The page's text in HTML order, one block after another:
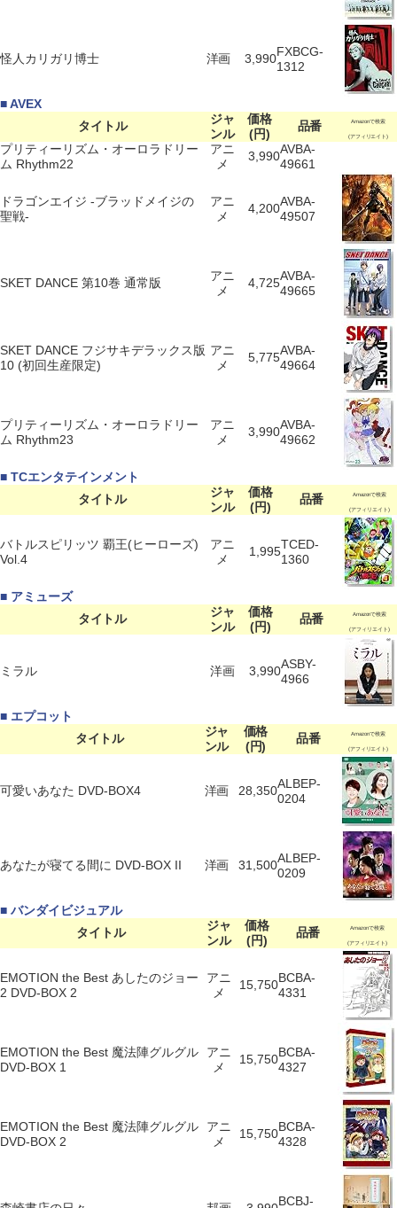
怪人カリガリ博士 洋画 3,990FXBCG-
1312
■ AVEX
タイトル
ジャ
ンル
価格
(円)
品番 Amazonで検索
(アフィリエイト)
プリティーリズム・オーロラドリー
ム Rhythm22
アニ
メ
3,990AVBA-
49661
ドラゴンエイジ -ブラッドメイジの
聖戦-
アニ
メ
4,200AVBA-
49507
SKET DANCE 第10巻 通常版
アニ
メ
4,725AVBA-
49665
SKET DANCE フジサキデラックス版
10 (初回生産限定)
アニ
メ
5,775AVBA-
49664
プリティーリズム・オーロラドリー
ム Rhythm23
アニ
メ
3,990AVBA-
49662
■ TCエンタテインメント
タイトル
ジャ
ンル
価格
(円)
品番 Amazonで検索
(アフィリエイト)
バトルスピリッツ 覇王(ヒーローズ)
Vol.4
アニ
メ
1,995TCED-
1360
■ アミューズ
タイトル
ジャ
ンル
価格
(円)
品番 Amazonで検索
(アフィリエイト)
ミラル 洋画 3,990ASBY-
4966
■ エプコット
タイトル
ジャ
ンル
価格
(円)
品番 Amazonで検索
(アフィリエイト)
可愛いあなた DVD-BOX4 洋画 28,350ALBEP-
0204
あなたが寝てる間に DVD-BOX II 洋画 31,500ALBEP-
0209
■ バンダイビジュアル
タイトル
ジャ
ンル
価格
(円)
品番 Amazonで検索
(アフィリエイト)
EMOTION the Best あしたのジョー
2 DVD-BOX 2
アニ
メ
15,750BCBA-
4331
EMOTION the Best 魔法陣グルグル
DVD-BOX 1
アニ
メ
15,750BCBA-
4327
EMOTION the Best 魔法陣グルグル
DVD-BOX 2
アニ
メ
15,750BCBA-
4328
BCBJ-